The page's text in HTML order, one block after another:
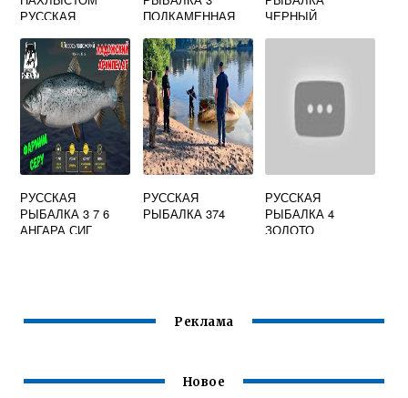
РУССКАЯ
ПОДКАМЕННАЯ
БАЙКАЛЬСКИЙ
КВЕСТ
ЧЕРНЫЙ
РУССКАЯ
РЫБАЛКА 3 7 6
АНГАРА СИГ
РУССКАЯ
РЫБАЛКА 374
РУССКАЯ
РЫБАЛКА 4
ЗОЛОТО
Реклама
Новое